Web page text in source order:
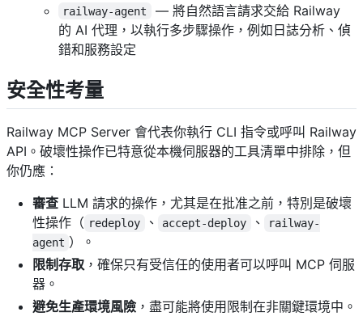
railway-agent
— 將自然語言請求交給 Railway
的 AI 代理，以執行多步驟操作，例如日誌分析、偵
錯和服務設定
安全性考量
Railway MCP Server 會代表你執行 CLI 指令或呼叫 Railway
API。破壞性操作已特意從本機伺服器的工具清單中排除，但
你仍應：
審查 LLM 請求的操作，尤其是在批准之前，特別是破壞
性操作（ redeploy 、 accept-deploy 、
railway-
agent ）。
限制存取 ，確保只有受信任的使用者可以呼叫 MCP 伺服
器。
避免生產環境風險 ，盡可能將使用限制在非關鍵環境中。